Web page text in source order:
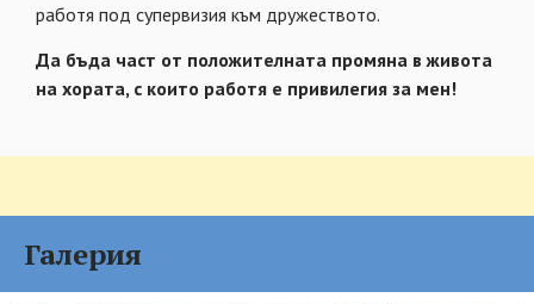
работя под супервизия към дружеството.
Да бъда част от положителната промяна в живота
на хората, с които работя е привилегия за мен!
Галерия